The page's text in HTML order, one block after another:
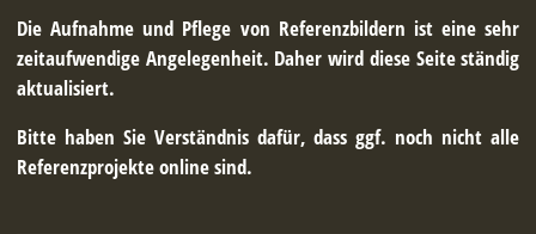
Die Aufnahme und Pflege von Referenzbildern ist eine sehr
zeitaufwendige Angelegenheit. Daher wird diese Seite ständig
aktualisiert.
Bitte haben Sie Verständnis dafür, dass ggf. noch nicht alle
Referenzprojekte online sind.